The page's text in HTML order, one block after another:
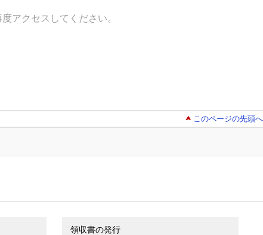
アクセスしてください。
このページの先頭へ
領収書の発行